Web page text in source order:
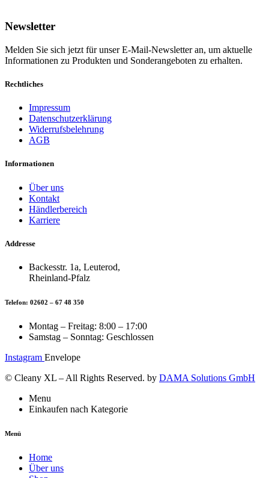
Newsletter
Melden Sie sich jetzt für unser E-Mail-Newsletter an, um aktuelle
Informationen zu Produkten und Sonderangeboten zu erhalten.
Rechtliches
Impressum
Datenschutzerklärung
Widerrufsbelehrung
AGB
Informationen
Über uns
Kontakt
Händlerbereich
Karriere
Addresse
Backesstr. 1a, Leuterod,
Rheinland-Pfalz
Telefon: 02602 – 67 48 350
Montag – Freitag: 8:00 – 17:00
Samstag – Sonntag: Geschlossen
Instagram Envelope
© Cleany XL – All Rights Reserved. by DAMA Solutions GmbH
Menu
Einkaufen nach Kategorie
Menü
Home
Über uns